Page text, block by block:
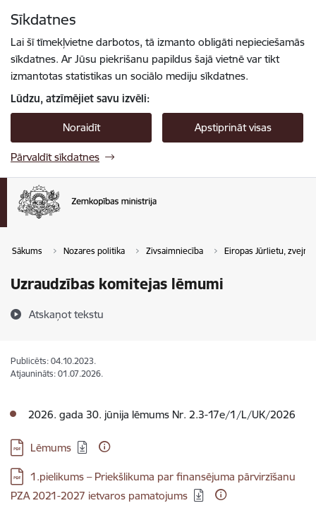
Sīkdatnes
Lai šī tīmekļvietne darbotos, tā izmanto obligāti nepieciešamās
sīkdatnes. Ar Jūsu piekrišanu papildus šajā vietnē var tikt
izmantotas statistikas un sociālo mediju sīkdatnes.
Lūdzu, atzīmējiet savu izvēli:
Noraidīt Apstiprināt visas
Pārvaldīt sīkdatnes
Sākums Nozares politika Zivsaimniecība Eiropas Jūrlietu,
Uzraudzības komitejas lēmumi
Atskaņot tekstu
Publicēts: 04.10.2023.
Atjaunināts: 01.07.2026.
2026. gada 30. jūnija lēmums Nr. 2.3-17e/1/L/UK/2026
Lejupielādēt:
Lēmums
Lejupielādēt:
1.pielikums – Priekšlikuma par finansējuma pārvirzīšanu
PZA 2021-2027 ietvaros pamatojums